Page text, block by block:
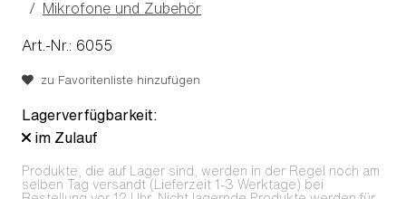
Mikrofone und Zubehör
Art.-Nr.: 6055
zu Favoritenliste hinzufügen
Lagerverfügbarkeit:
im Zulauf
Produkte, die auf Lager sind, werden in der Regel noch am
selben Tag versandt (Lieferzeit 1-3 Werktage) bei